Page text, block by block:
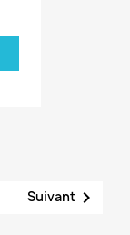
Suivant 